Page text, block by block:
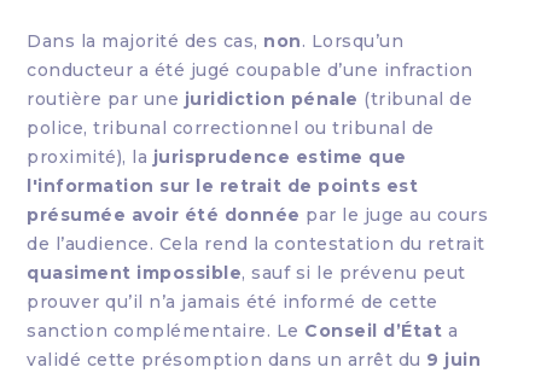
Dans la majorité des cas, non. Lorsqu’un
conducteur a été jugé coupable d’une infraction
routière par une juridiction pénale (tribunal de
police, tribunal correctionnel ou tribunal de
proximité), la jurisprudence estime que
l'information sur le retrait de points est
présumée avoir été donnée par le juge au cours
de l’audience. Cela rend la contestation du retrait
quasiment impossible, sauf si le prévenu peut
prouver qu’il n’a jamais été informé de cette
sanction complémentaire. Le Conseil d’État a
validé cette présomption dans un arrêt du 9 juin